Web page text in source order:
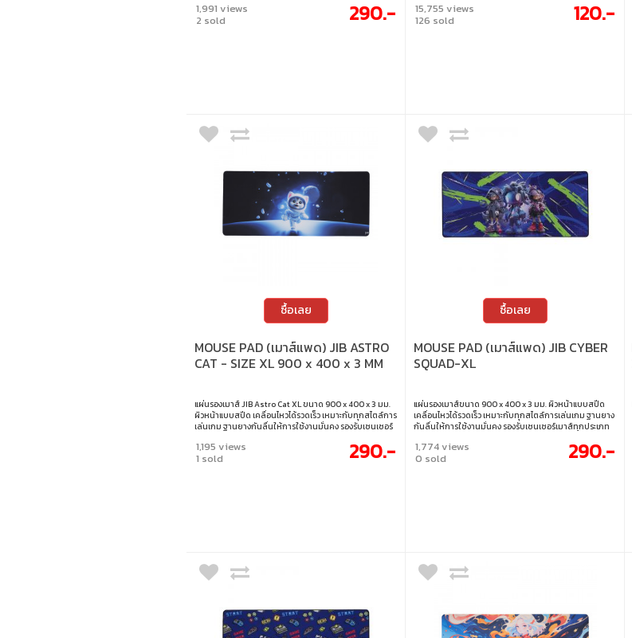
900 x 400 x 3 มม.
1,991 views
2 sold 290.- 15,755 views
126 sold 120.-
ซื้อเลย
MOUSE PAD (เมาส์แพด) JIB ASTRO
CAT - SIZE XL 900 x 400 x 3 MM
แผ่นรองเมาส์ JIB Astro Cat XL ขนาด 900 x 400 x 3 มม.
ผิวหน้าแบบสปีด เคลื่อนไหวได้รวดเร็ว เหมาะกับทุกสไตล์การ
เล่นเกม ฐานยางกันลื่นให้การใช้งานมั่นคง รองรับเซนเซอร์
ยาวนาน ขนาด : 900 x 400 x 3 มม.
1,195 views
1 sold 290.-
ซื้อเลย
MOUSE PAD (เมาส์แพด) JIB CYBER
SQUAD-XL
แผ่นรองเมาส์ขนาด 900 x 400 x 3 มม. ผิวหน้าแบบสปีด
เคลื่อนไหวได้รวดเร็ว เหมาะกับทุกสไตล์การเล่นเกม ฐานยาง
กันลื่นให้การใช้งานมั่นคง รองรับเซนเซอร์เมาส์ทุกประเภท
900 x 400 x 3 มม.
1,774 views
0 sold 290.-